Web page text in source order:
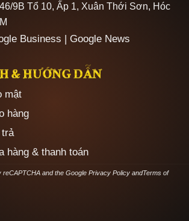
9B Tổ 10, Ấp 1, Xuân Thới Sơn, Hóc
Business | Google News
& HƯỚNG DẪN
mật
hàng
hàng & thanh toán
reCAPTCHA and the Google Privacy PolicyandTerms of